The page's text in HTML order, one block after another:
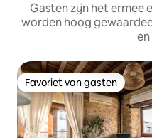
Gasten zijn het ermee
worden hoog
en
Favoriet van gasten
Favoriet van gasten